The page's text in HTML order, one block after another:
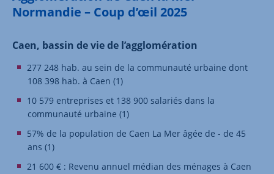
Normandie – Coup d’œil 2025
Caen, bassin de vie de l’agglomération
277 248 hab. au sein de la communauté urbaine dont
108 398 hab. à Caen (1)
10 579 entreprises et 138 900 salariés dans la
communauté urbaine (1)
57% de la population de Caen La Mer âgée de - de 45
ans (1)
21 600 € : Revenu annuel médian des ménages à Caen